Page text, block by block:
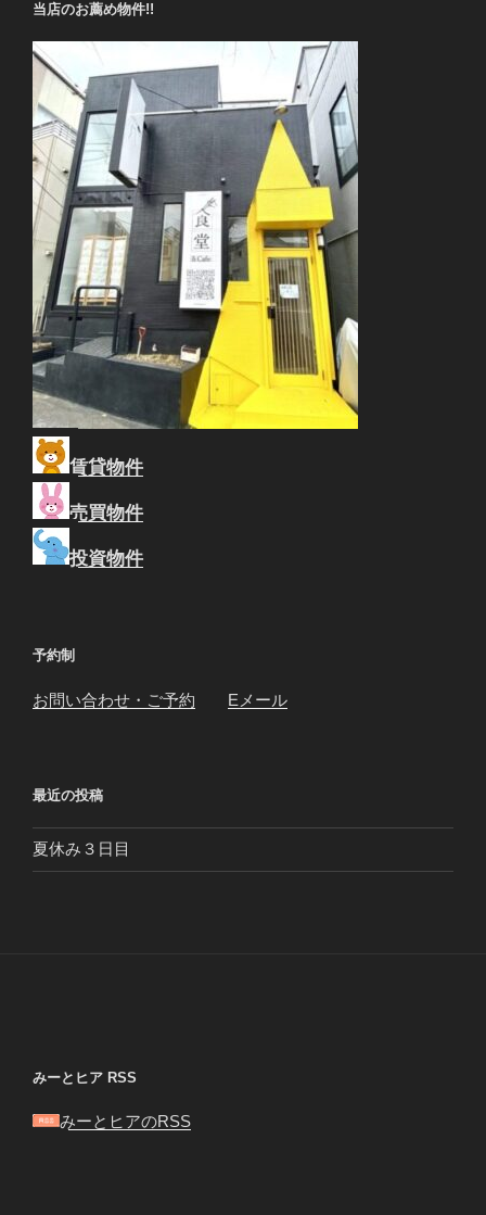
当店のお薦め物件!!
賃貸物件
売買物件
投資物件
予約制
お問い合わせ・ご予約 Eメール
最近の投稿
夏休み３日目
みーとヒア RSS
みーとヒアのRSS